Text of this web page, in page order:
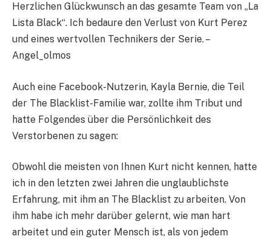
Herzlichen Glückwunsch an das gesamte Team von „La
Lista Black“. Ich bedaure den Verlust von Kurt Perez
und eines wertvollen Technikers der Serie. –
Angel_olmos
Auch eine Facebook-Nutzerin, Kayla Bernie, die Teil
der The Blacklist-Familie war, zollte ihm Tribut und
hatte Folgendes über die Persönlichkeit des
Verstorbenen zu sagen:
Obwohl die meisten von Ihnen Kurt nicht kennen, hatte
ich in den letzten zwei Jahren die unglaublichste
Erfahrung, mit ihm an The Blacklist zu arbeiten. Von
ihm habe ich mehr darüber gelernt, wie man hart
arbeitet und ein guter Mensch ist, als von jedem